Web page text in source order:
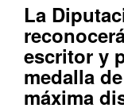
La
escritor y
medalla
máxima